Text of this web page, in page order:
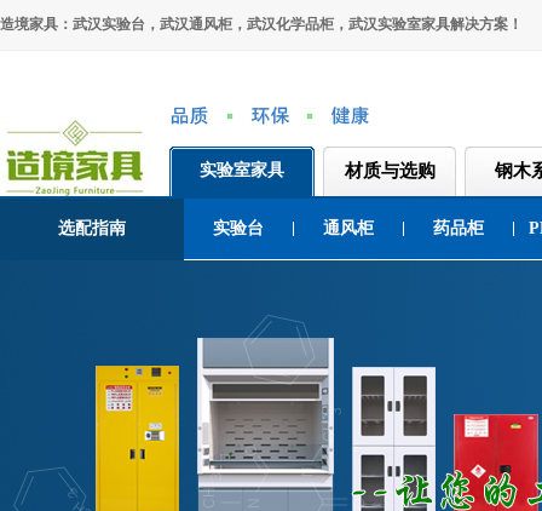
造境家具：武汉实验台，武汉通风柜，武汉化学品柜，武汉实验室家具解决方案！
实验室家具 材质与选购 钢木
选配指南 实验台 通风柜 药品柜